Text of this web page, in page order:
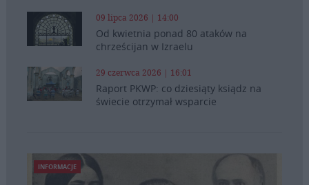
09 lipca 2026 | 14:00
Od kwietnia ponad 80 ataków na
chrześcijan w Izraelu
29 czerwca 2026 | 16:01
Raport PKWP: co dziesiąty ksiądz na
świecie otrzymał wsparcie
INFORMACJE